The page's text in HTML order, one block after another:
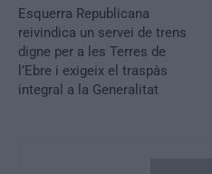
Esquerra Republicana
reivindica un servei de trens
digne per a les Terres de
l’Ebre i exigeix el traspàs
integral a la Generalitat